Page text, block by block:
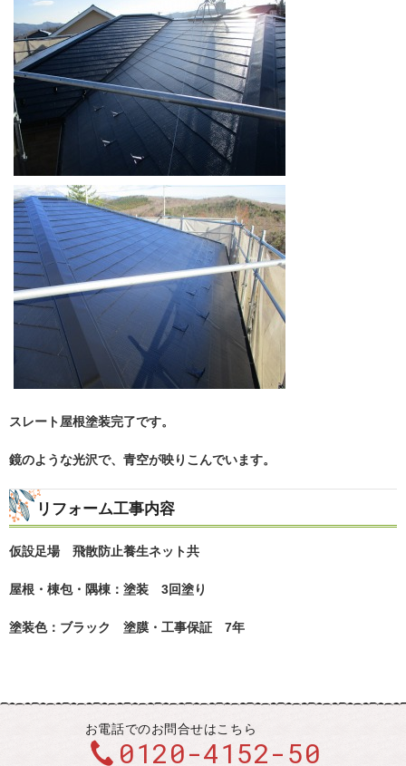
スレート屋根塗装完了です。
鏡のような光沢で、青空が映りこんでいます。
リフォーム工事内容
仮設足場 飛散防止養生ネット共
屋根・棟包・隅棟：塗装 3回塗り
塗装色：ブラック 塗膜・工事保証 7年
お電話でのお問合せはこちら
0120-4152-50